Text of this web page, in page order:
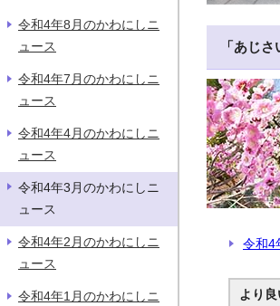
「あじ
令和4
より
令和4年8月のかわにしニ
ュース
令和4年7月のかわにしニ
ュース
令和4年4月のかわにしニ
ュース
令和4年3月のかわにしニ
ュース
令和4年2月のかわにしニ
ュース
令和4年1月のかわにしニ